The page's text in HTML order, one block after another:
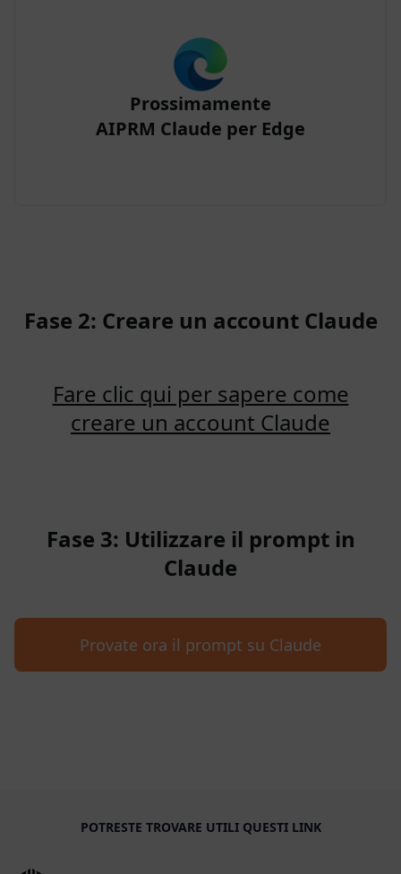
Prossimamente
AIPRM Claude per Edge
Fase 2: Creare un account Claude
Fare clic qui per sapere come
creare un account Claude
Fase 3: Utilizzare il prompt in
Claude
Provate ora il prompt su Claude
POTRESTE TROVARE UTILI QUESTI LINK